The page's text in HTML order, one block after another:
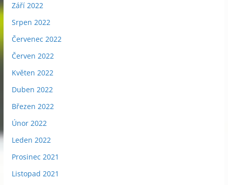
Září 2022
Srpen 2022
Červenec 2022
Červen 2022
Květen 2022
Duben 2022
Březen 2022
Únor 2022
Leden 2022
Prosinec 2021
Listopad 2021